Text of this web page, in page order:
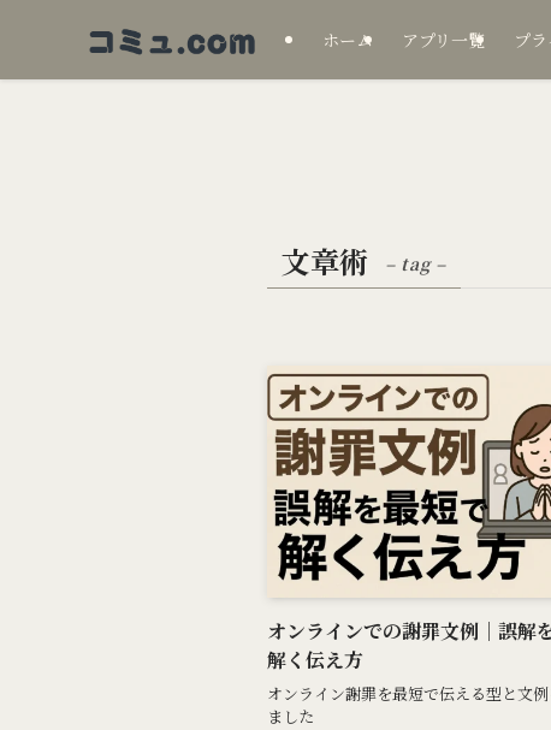
ホーム アプリ一覧 プ
文章術 – tag –
オンラインでの謝罪文例｜誤解
解く伝え方
オンライン謝罪を最短で伝える型と文
ました